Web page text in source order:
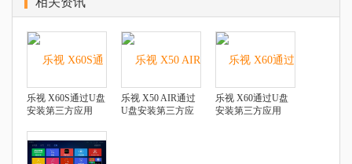
乐视 X60S通过U盘
安装第三方应用
乐视 X50 AIR通过
U盘安装第三方应
乐视 X60通过U盘
安装第三方应用